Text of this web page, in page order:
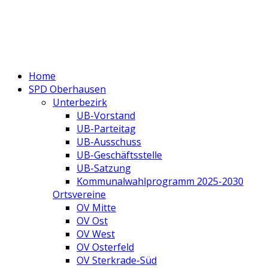
Home
SPD Oberhausen
Unterbezirk
UB-Vorstand
UB-Parteitag
UB-Ausschuss
UB-Geschäftsstelle
UB-Satzung
Kommunalwahlprogramm 2025-2030
Ortsvereine
OV Mitte
OV Ost
OV West
OV Osterfeld
OV Sterkrade-Süd